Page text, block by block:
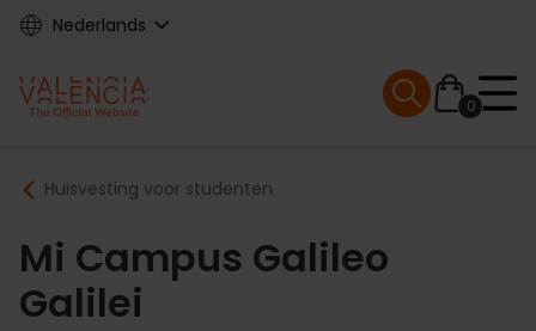
Skip
content
Nederlands
Main
navigation
0
Mobile menu
Breadcrumb
Huisvesting voor studenten
Mi Campus Galileo
Galilei